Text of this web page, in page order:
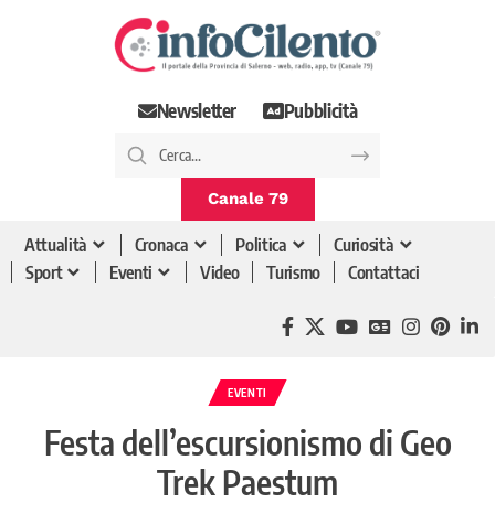
Newsletter Pubblicità
Canale 79
Attualità Cronaca Politica
Curiosità
Sport
Eventi Video Turismo Contattaci
EVENTI
Festa dell’escursionismo di Geo
Trek Paestum